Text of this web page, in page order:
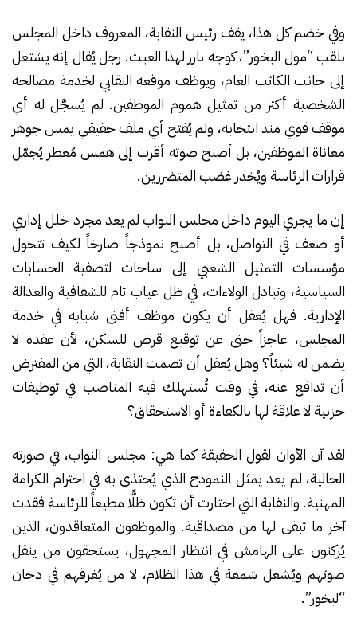
وفي خضم كل هذا، يقف رئيس النقابة، المعروف داخل المجلس
بلقب “مول البخور”، كوجه بارز لهذا العبث. رجل يُقال إنه يشتغل
إلى جانب الكاتب العام، ويوظف موقعه النقابي لخدمة مصالحه
الشخصية أكثر من تمثيل هموم الموظفين. لم يُسجَّل له أي
موقف قوي منذ انتخابه، ولم يُفتح أي ملف حقيقي يمس جوهر
معاناة الموظفين، بل أصبح صوته أقرب إلى همس مُعطر يُجمّل
قرارات الرئاسة ويُخدر غضب المتضررين.
إن ما يجري اليوم داخل مجلس النواب لم يعد مجرد خلل إداري
أو ضعف في التواصل، بل أصبح نموذجاً صارخاً لكيف تتحول
مؤسسات التمثيل الشعبي إلى ساحات لتصفية الحسابات
السياسية، وتبادل الولاءات، في ظل غياب تام للشفافية والعدالة
الإدارية. فهل يُعقل أن يكون موظف أفنى شبابه في خدمة
المجلس، عاجزاً حتى عن توقيع قرض للسكن، لأن عقده لا
يضمن له شيئاً؟ وهل يُعقل أن تصمت النقابة، التي من المفترض
أن تدافع عنه، في وقت تُستهلك فيه المناصب في توظيفات
حزبية لا علاقة لها بالكفاءة أو الاستحقاق؟
لقد آن الأوان لقول الحقيقة كما هي: مجلس النواب، في صورته
الحالية، لم يعد يمثل النموذج الذي يُحتذى به في احترام الكرامة
المهنية. والنقابة التي اختارت أن تكون ظلًّا مطيعاً للرئاسة فقدت
آخر ما تبقى لها من مصداقية. والموظفون المتعاقدون، الذين
يُركنون على الهامش في انتظار المجهول، يستحقون من ينقل
صوتهم ويُشعل شمعة في هذا الظلام، لا من يُغرقهم في دخان
“لبخور”.